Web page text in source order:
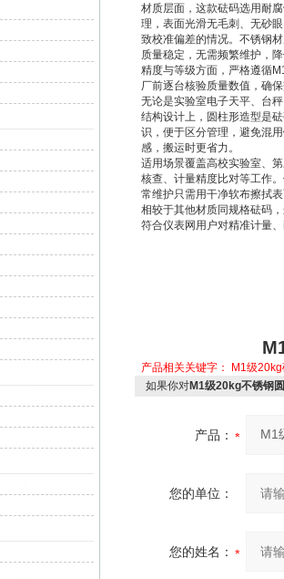
材质层面，这款砝码选用耐
理，表面光滑无毛刺、无砂
致校准偏差的情况。不锈钢
质量稳定，无需频繁维护，
精度与等级方面，严格遵循
厂前逐台核验质量数值，确
无论是实验室电子天平、台
结构设计上，圆柱形造型是
识，便于区分管理，避免混
感，搬运时更省力。
适用场景覆盖高校实验室、
核查、计量精度比对等工作
常维护只需用干净软布擦拭
相较于其他材质同规格砝码
符合仪表网用户对精准计量
产品相关关键字：
M1级
如果你对M1级20kg不锈钢
产品：
您的单位：
您的姓名：